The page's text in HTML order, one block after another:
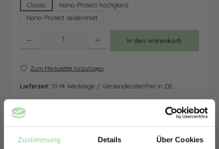
Zustimmung Details Über Cookies
Classic
Nano-Protect hochglanz
Nano-Protect seidenmatt
In den Warenkorb
Zum Merkzettel hinzufügen
Lieferzeit: 10-14 Werktage / Versandkostenfrei in DE